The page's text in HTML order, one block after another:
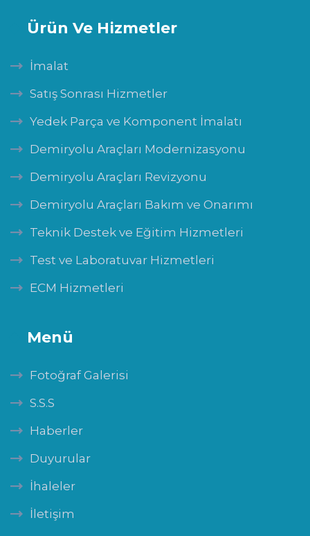
Ürün Ve Hizmetler
İmalat
Satış Sonrası Hizmetler
Yedek Parça ve Komponent İmalatı
Demiryolu Araçları Modernizasyonu
Demiryolu Araçları Revizyonu
Demiryolu Araçları Bakım ve Onarımı
Teknik Destek ve Eğitim Hizmetleri
Test ve Laboratuvar Hizmetleri
ECM Hizmetleri
Menü
Fotoğraf Galerisi
S.S.S
Haberler
Duyurular
İhaleler
İletişim